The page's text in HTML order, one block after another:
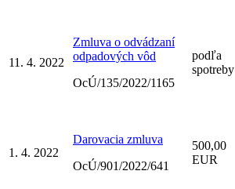
11. 4. 2022
Zmluva o odvádzaní
odpadových vôd
OcÚ/135/2022/1165
podľa
spotreby
1. 4. 2022
Darovacia zmluva
OcÚ/901/2022/641
500,00
EUR